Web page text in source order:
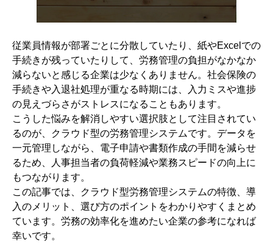
4-1. 現状課題の整理
4-3. データ移行と初期設定
5. クラウド型労務管理システムの選び方
5-1. 電子申請への対応範囲
5-2. 勤怠・給与との連携性
5-3. サポート体制と運用コスト
6. クラウド型労務管理を定着させるポイント
6-1. 内製化しやすい運用ルール
6-2. ペーパーレス化の促進
6-3. 業務フローの最適化
7. まとめ｜クラウド型労務管理で業務負担を減らす
従業員情報が部署ごとに分散していたり、紙やExcelでの
手続きが残っていたりして、労務管理の負担がなかなか
減らないと感じる企業は少なくありません。社会保険の
手続きや入退社処理が重なる時期には、入力ミスや進捗
の見えづらさがストレスになることもあります。
こうした悩みを解消しやすい選択肢として注目されてい
るのが、クラウド型の労務管理システムです。データを
一元管理しながら、電子申請や書類作成の手間を減らせ
るため、人事担当者の負荷軽減や業務スピードの向上に
もつながります。
この記事では、クラウド型労務管理システムの特徴、導
入のメリット、選び方のポイントをわかりやすくまとめ
ています。労務の効率化を進めたい企業の参考になれば
幸いです。